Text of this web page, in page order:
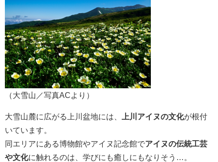
（大雪山／写真ACより）
大雪山麓に広がる上川盆地には、 上川アイヌの文化が根付
いています。
同エリアにある博物館やアイヌ記念館でアイヌの伝統工芸
や文化に触れるのは、学びにも癒しにもなりそう…。